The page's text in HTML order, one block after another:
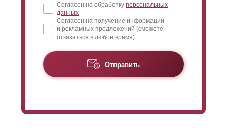
исключите обозрение верхнего этажа с улицы, даже
если прохожий наклонится достаточно низко
При длине секции более 1,5 метров с задней
стороны крепят усилители, чтобы
избежать
прогибания ламелей. Усилители крепят к
полкеламели
, которая обращена к изнаночной
функциональность забора, но кому-то видимость
Согласен на обработку персональных
данных
Согласен на получение информации
и рекламных предложений (сможете
отказаться в любое время)
Отправить